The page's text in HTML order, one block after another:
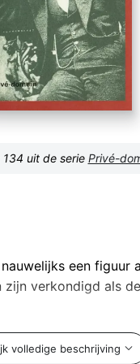
134 uit de serie Privé-
een figuur
verkondigd als
en hardnekkige
volledige beschrijving